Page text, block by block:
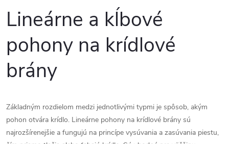
v
l
á
d
a
c
i
Lineárne a kĺbové
pohony na krídlové
brány
Základným rozdielom medzi jednotlivými typmi je spôsob, akým
pohon otvára krídlo. Lineárne pohony na krídlové brány sú
najrozšírenejšie a fungujú na princípe vysúvania a zasúvania piestu,